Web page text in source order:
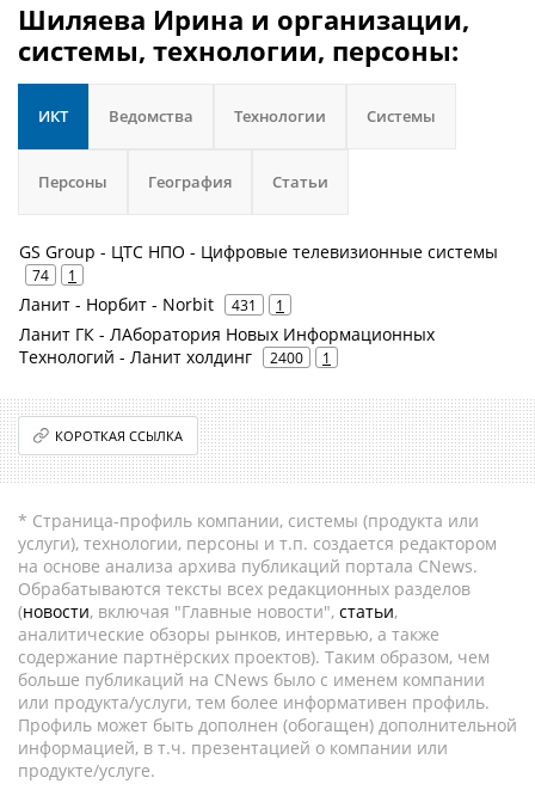
Шиляева Ирина и организации,
системы, технологии, персоны:
ИКТ Ведомства Технологии Системы
Персоны География Статьи
GS Group - ЦТС НПО - Цифровые телевизионные системы
74 1
Ланит - Норбит - Norbit 431 1
Ланит ГК - ЛАборатория Новых Информационных
Технологий - Ланит холдинг
2400 1
КОРОТКАЯ ССЫЛКА
* Страница-профиль компании, системы (продукта или
услуги), технологии, персоны и т.п. создается редактором
на основе анализа архива публикаций портала CNews.
Обрабатываются тексты всех редакционных разделов
(новости, включая "Главные новости", статьи,
аналитические обзоры рынков, интервью, а также
содержание партнёрских проектов). Таким образом, чем
больше публикаций на CNews было с именем компании
или продукта/услуги, тем более информативен профиль.
Профиль может быть дополнен (обогащен) дополнительной
информацией, в т.ч. презентацией о компании или
продукте/услуге.